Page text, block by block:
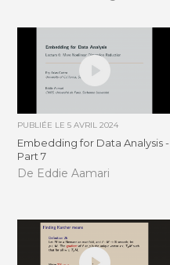
PUBLIÉE LE5 AVRIL 2024
Embedding for Data Analysis -
Part 7
De Eddie Aamari